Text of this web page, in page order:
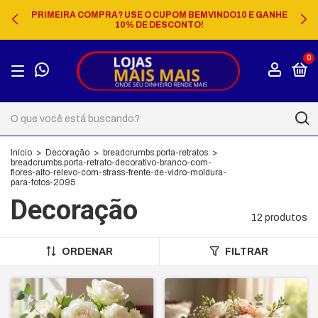
PRIMEIRA COMPRA? USE O CUPOM BEMVINDO10 E GANHE
10% DE DESCONTO!
0
Início > Decoração > breadcrumbs.porta-retratos >
breadcrumbs.porta-retrato-decorativo-branco-com-
flores-alto-relevo-com-strass-frente-de-vidro-moldura-
para-fotos-2095
Decoração 12 produtos
ORDENAR FILTRAR